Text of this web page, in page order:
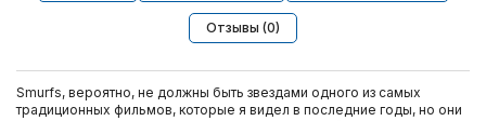
Отзывы (0)
Smurfs, вероятно, не должны быть звездами одного из самых
традиционных фильмов, которые я видел в последние годы, но они